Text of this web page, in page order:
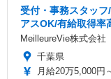
受付・事務スタッ
アスOK/有給取得率
MeilleureVie株式会社
千葉県
月給20万5,000円